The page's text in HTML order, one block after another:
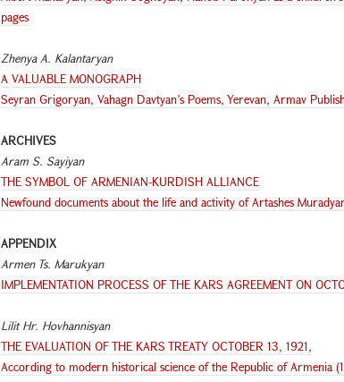
pages
Zhenya A. Kalantaryan
A VALUABLE MONOGRAPH
Seyran Grigoryan, Vahagn Davtyan’s Poems, Yerevan, Armav
ARCHIVES
Aram S. Sayiyan
THE SYMBOL OF ARMENIAN-KURDISH ALLIANCE
Newfound documents about the life and activity of Artashes
APPENDIX
Armen Ts. Marukyan
IMPLEMENTATION PROCESS OF THE KARS AGREEMENT ON
Lilit Hr. Hovhannisyan
THE EVALUATION OF THE KARS TREATY OCTOBER 13, 1921,
According to modern historical science of the Republic of Armenia